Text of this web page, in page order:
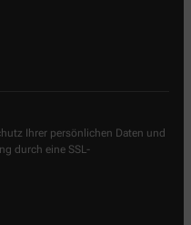
Ihrer persönlichen Daten und
durch eine SSL-